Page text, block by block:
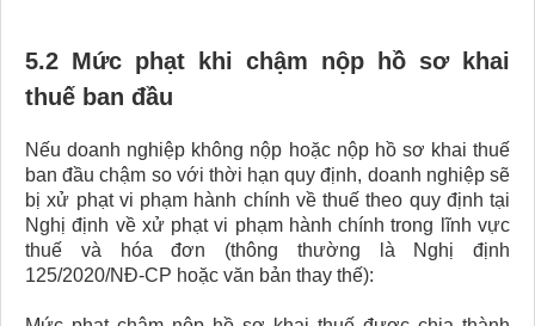
5.2 Mức phạt khi chậm nộp hồ sơ khai
thuế ban đầu
Nếu doanh nghiệp không nộp hoặc nộp hồ sơ khai thuế
ban đầu chậm so với thời hạn quy định, doanh nghiệp sẽ
bị xử phạt vi phạm hành chính về thuế theo quy định tại
Nghị định về xử phạt vi phạm hành chính trong lĩnh vực
thuế và hóa đơn (thông thường là Nghị định
125/2020/NĐ-CP hoặc văn bản thay thế):